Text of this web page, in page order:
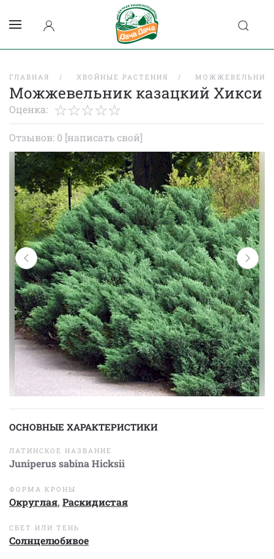
ГЛАВНАЯ ХВОЙНЫЕ РАСТЕНИЯ МОЖЖЕВЕЛЬНИК
Можжевельник казацкий Хикси
Оценка:
Отзывов: 0 [написать свой]
ОСНОВНЫЕ ХАРАКТЕРИСТИКИ
ЛАТИНСКОЕ НАЗВАНИЕ
Juniperus sabina Hicksii
ФОРМА КРОНЫ
Округлая, Раскидистая
СВЕТ ИЛИ ТЕНЬ
Солнцелюбивое